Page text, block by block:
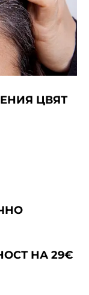
ЦВЯТ
НА 29€